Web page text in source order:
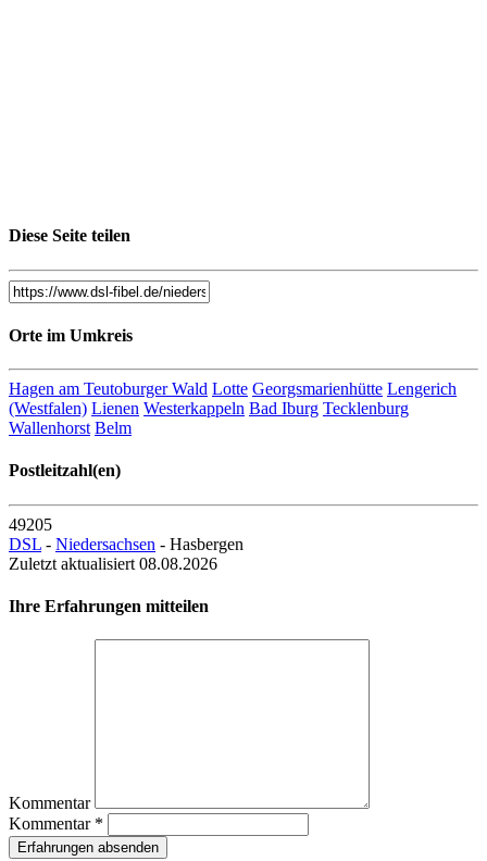
Diese Seite teilen
Orte im Umkreis
Hagen am Teutoburger Wald Lotte Georgsmarienhütte Lengerich
(Westfalen) Lienen Westerkappeln Bad Iburg Tecklenburg
Wallenhorst Belm
Postleitzahl(en)
49205
DSL - Niedersachsen - Hasbergen
Zuletzt aktualisiert 08.08.2026
Ihre Erfahrungen mitteilen
Kommentar
Kommentar *
Erfahrungen absenden